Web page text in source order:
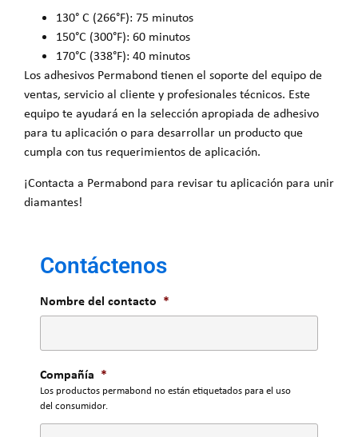
130° C (266°F): 75 minutos
150°C (300°F): 60 minutos
170°C (338°F): 40 minutos
Los adhesivos Permabond tienen el soporte del equipo de
ventas, servicio al cliente y profesionales técnicos. Este
equipo te ayudará en la selección apropiada de adhesivo
para tu aplicación o para desarrollar un producto que
cumpla con tus requerimientos de aplicación.
¡Contacta a Permabond para revisar tu aplicación para unir
diamantes!
Contáctenos
Nombre del contacto *
Compañía *
Los productos permabond no están etiquetados para el uso
del consumidor.